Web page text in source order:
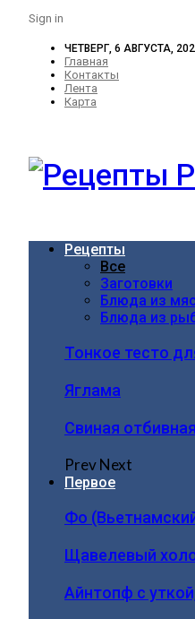
Sign in
ЧЕТВЕРГ, 6 АВГУСТА,
Главная
Контакты
Лента
Карта
Рецепты
Все
Заготовки
Блюда из
Блюда из
Тонкое тесто
Яглама
Свиная
PrevNext
Первое
Фо
Щавелевый
Айнтопф с